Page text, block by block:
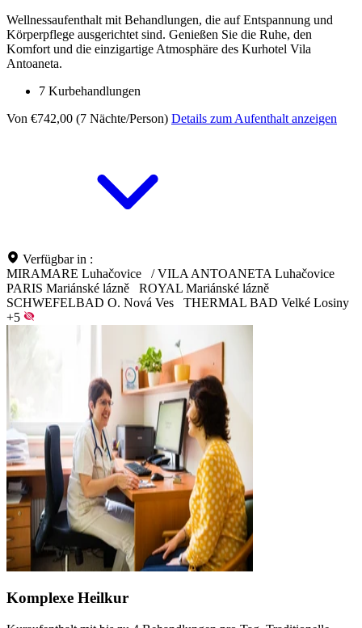
Wellnessaufenthalt mit Behandlungen, die auf Entspannung und
Körperpflege ausgerichtet sind. Genießen Sie die Ruhe, den
Komfort und die einzigartige Atmosphäre des Kurhotel Vila
Antoaneta.
7 Kurbehandlungen
Von €742,00 (7 Nächte/Person) Details zum Aufenthalt anzeigen
Verfügbar in :
MIRAMARE Luhačovice
/ VILA ANTOANETA Luhačovice
PARIS Mariánské lázně
ROYAL Mariánské lázně
SCHWEFELBAD O. Nová Ves
THERMAL BAD Velké Losiny
+5
Komplexe Heilkur